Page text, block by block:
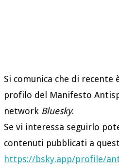
DEFINIZIONE DI
SPECISMO
DEFINIZIONE DI
ANTISPECISMO
Si comunica che di
profilo del Manifesto
network Bluesky.
Se vi interessa seguirlo
contenuti pubblicati a
https://bsky.app/profile/